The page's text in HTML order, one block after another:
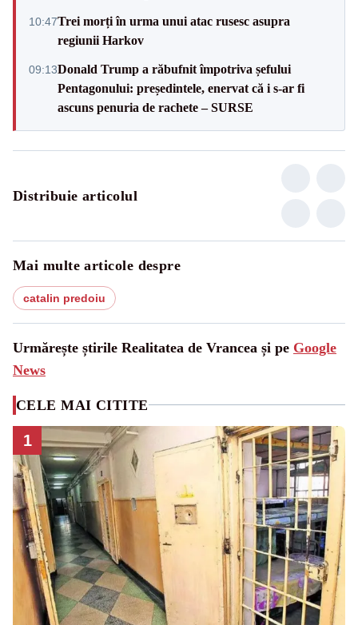
10:47Trei morți în urma unui atac rusesc asupra
regiunii Harkov
09:13Donald Trump a răbufnit împotriva șefului
Pentagonului: președintele, enervat că i s-ar fi
ascuns penuria de rachete – SURSE
Distribuie articolul
Mai multe articole despre
catalin predoiu
Urmărește știrile Realitatea de Vrancea și pe Google
News
CELE MAI CITITE
1